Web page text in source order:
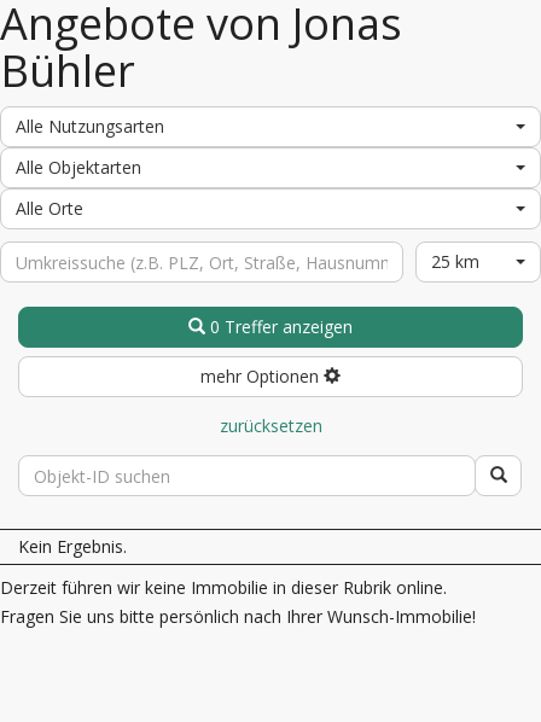
Angebote von Jonas
Bühler
Alle Nutzungsarten
Alle Objektarten
Alle Orte
25 km
0 Treffer anzeigen
mehr Optionen
zurücksetzen
Kein Ergebnis.
Derzeit führen wir keine Immobilie in dieser Rubrik online.
Fragen Sie uns bitte persönlich nach Ihrer Wunsch-Immobilie!